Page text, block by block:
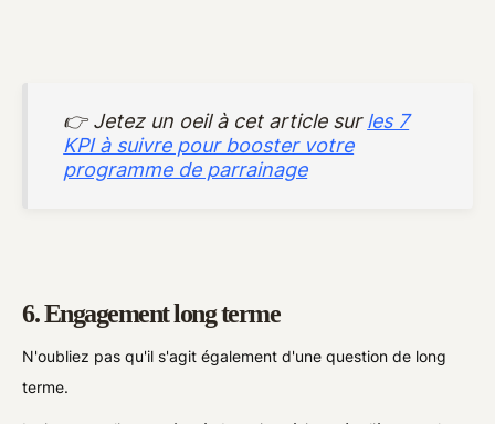
👉 Jetez un oeil à cet article surles 7
KPI à suivre pour booster votre
programme de parrainage
6. Engagement long terme
N'oubliez pas qu'il s'agit également d'une question de long
terme.